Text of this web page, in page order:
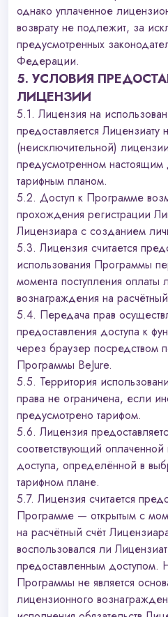
однако уплаченное
возврату не подлежит, за
предусмотренных
Федерации.
5. УСЛОВИЯ
ЛИЦЕНЗИИ
5.1. Лицензия на
предоставляется Лицензиату
(неисключительной)
предусмотренном
тарифным планом.
5.2. Доступ к Программе
прохождения регистрации
Лицензиара с созданием
5.3. Лицензия считается
использования Программы
момента поступления оплаты
вознаграждения на
5.4. Передача прав
предоставления доступа к
через браузер посредством
Программы BeJure.
5.5. Территория
права не ограничена, если
предусмотрено тарифом.
5.6. Лицензия
соответствующий
доступа, определённой в
тарифном плане.
5.7. Лицензия считается
Программе — открытым с
на расчётный счёт
воспользовался ли
предоставленным доступом.
Программы не является
лицензионного